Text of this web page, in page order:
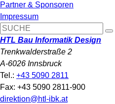
Partner & Sponsoren
Impressum
HTL Bau Informatik Design
Trenkwalderstraße 2
A-6026 Innsbruck
Tel.: +43 5090 2811
Fax: +43 5090 2811-900
direktion@htl-ibk.at